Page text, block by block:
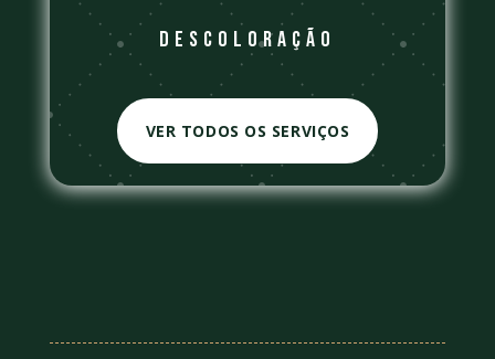
descoloração
VER TODOS OS SERVIÇOS